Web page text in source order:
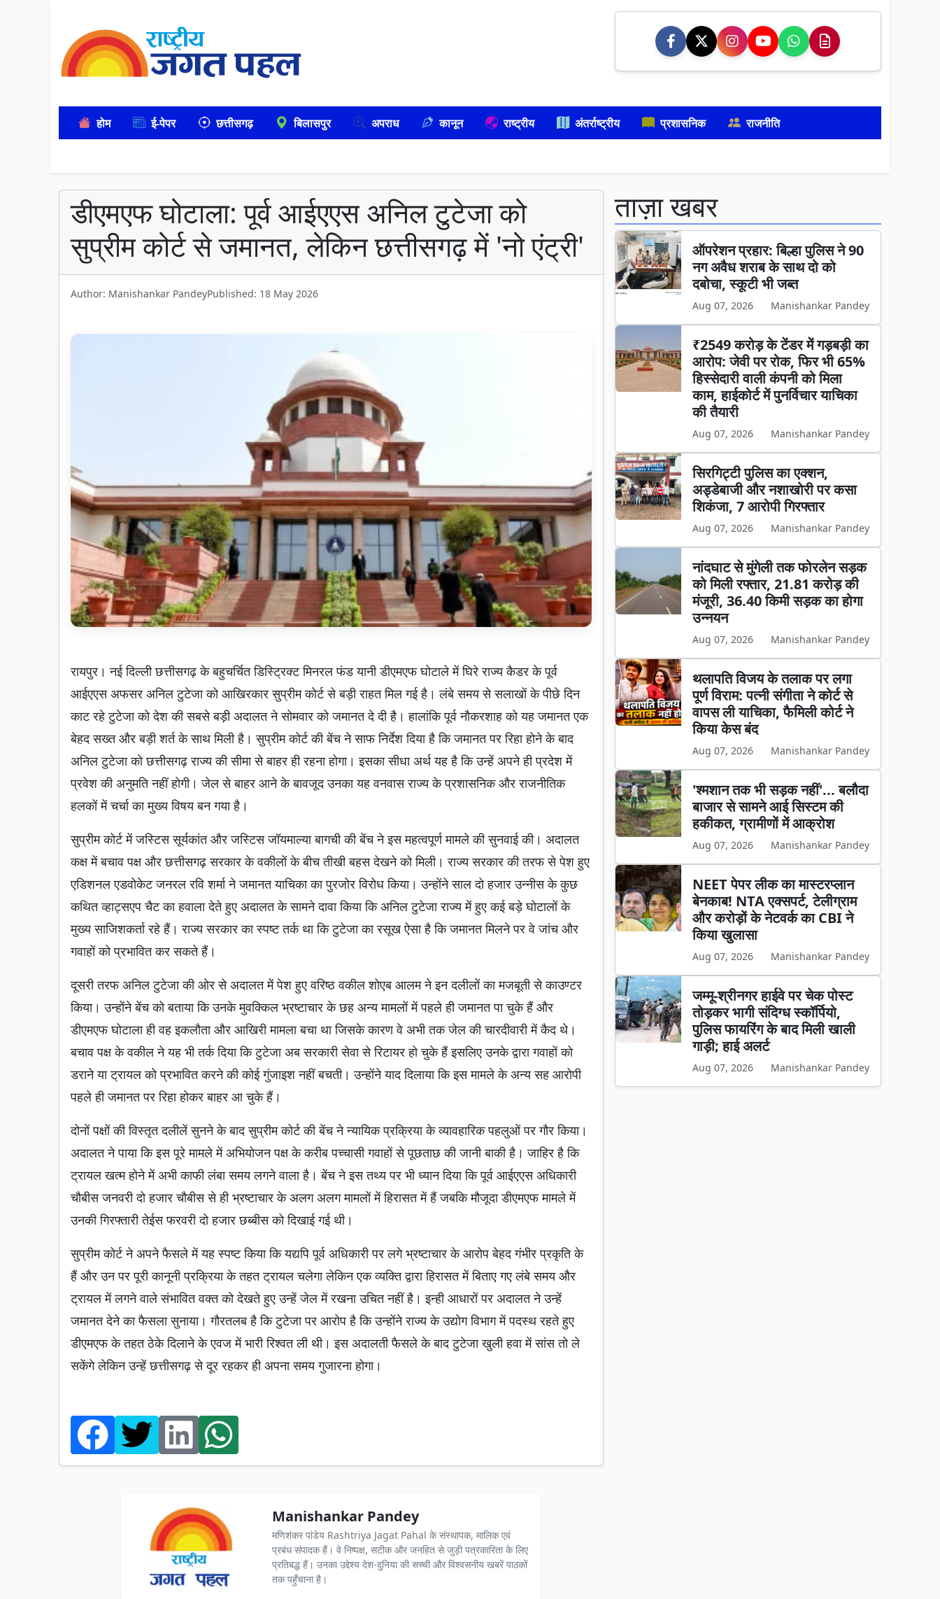
होम ई-पेपर छत्तीसगढ़ बिलासपुर अपराध कानून राष्ट्रीय अंतर्राष्ट्रीय प्रशासनिक राजनीति
डीएमएफ घोटाला: पूर्व आईएएस अनिल टुटेजा को
सुप्रीम कोर्ट से जमानत, लेकिन छत्तीसगढ़ में 'नो एंट्री'
Author: Manishankar PandeyPublished: 18 May 2026
रायपुर। नई दिल्ली छत्तीसगढ़ के बहुचर्चित डिस्ट्रिक्ट मिनरल फंड यानी डीएमएफ घोटाले में घिरे राज्य कैडर के पूर्व
आईएएस अफसर अनिल टुटेजा को आखिरकार सुप्रीम कोर्ट से बड़ी राहत मिल गई है। लंबे समय से सलाखों के पीछे दिन
काट रहे टुटेजा को देश की सबसे बड़ी अदालत ने सोमवार को जमानत दे दी है। हालांकि पूर्व नौकरशाह को यह जमानत एक
बेहद सख्त और बड़ी शर्त के साथ मिली है। सुप्रीम कोर्ट की बेंच ने साफ निर्देश दिया है कि जमानत पर रिहा होने के बाद
अनिल टुटेजा को छत्तीसगढ़ राज्य की सीमा से बाहर ही रहना होगा। इसका सीधा अर्थ यह है कि उन्हें अपने ही प्रदेश में
प्रवेश की अनुमति नहीं होगी। जेल से बाहर आने के बावजूद उनका यह वनवास राज्य के प्रशासनिक और राजनीतिक
हलकों में चर्चा का मुख्य विषय बन गया है।
सुप्रीम कोर्ट में जस्टिस सूर्यकांत और जस्टिस जॉयमाल्या बागची की बेंच ने इस महत्वपूर्ण मामले की सुनवाई की। अदालत
कक्ष में बचाव पक्ष और छत्तीसगढ़ सरकार के वकीलों के बीच तीखी बहस देखने को मिली। राज्य सरकार की तरफ से पेश हुए
एडिशनल एडवोकेट जनरल रवि शर्मा ने जमानत याचिका का पुरजोर विरोध किया। उन्होंने साल दो हजार उन्नीस के कुछ
कथित व्हाट्सएप चैट का हवाला देते हुए अदालत के सामने दावा किया कि अनिल टुटेजा राज्य में हुए कई बड़े घोटालों के
मुख्य साजिशकर्ता रहे हैं। राज्य सरकार का स्पष्ट तर्क था कि टुटेजा का रसूख ऐसा है कि जमानत मिलने पर वे जांच और
गवाहों को प्रभावित कर सकते हैं।
दूसरी तरफ अनिल टुटेजा की ओर से अदालत में पेश हुए वरिष्ठ वकील शोएब आलम ने इन दलीलों का मजबूती से काउण्टर
किया। उन्होंने बेंच को बताया कि उनके मुवक्किल भ्रष्टाचार के छह अन्य मामलों में पहले ही जमानत पा चुके हैं और
डीएमएफ घोटाला ही वह इकलौता और आखिरी मामला बचा था जिसके कारण वे अभी तक जेल की चारदीवारी में कैद थे।
बचाव पक्ष के वकील ने यह भी तर्क दिया कि टुटेजा अब सरकारी सेवा से रिटायर हो चुके हैं इसलिए उनके द्वारा गवाहों को
डराने या ट्रायल को प्रभावित करने की कोई गुंजाइश नहीं बचती। उन्होंने याद दिलाया कि इस मामले के अन्य सह आरोपी
पहले ही जमानत पर रिहा होकर बाहर आ चुके हैं।
दोनों पक्षों की विस्तृत दलीलें सुनने के बाद सुप्रीम कोर्ट की बेंच ने न्यायिक प्रक्रिया के व्यावहारिक पहलुओं पर गौर किया।
अदालत ने पाया कि इस पूरे मामले में अभियोजन पक्ष के करीब पच्चासी गवाहों से पूछताछ की जानी बाकी है। जाहिर है कि
ट्रायल खत्म होने में अभी काफी लंबा समय लगने वाला है। बेंच ने इस तथ्य पर भी ध्यान दिया कि पूर्व आईएएस अधिकारी
चौबीस जनवरी दो हजार चौबीस से ही भ्रष्टाचार के अलग अलग मामलों में हिरासत में हैं जबकि मौजूदा डीएमएफ मामले में
उनकी गिरफ्तारी तेईस फरवरी दो हजार छब्बीस को दिखाई गई थी।
सुप्रीम कोर्ट ने अपने फैसले में यह स्पष्ट किया कि यद्यपि पूर्व अधिकारी पर लगे भ्रष्टाचार के आरोप बेहद गंभीर प्रकृति के
हैं और उन पर पूरी कानूनी प्रक्रिया के तहत ट्रायल चलेगा लेकिन एक व्यक्ति द्वारा हिरासत में बिताए गए लंबे समय और
ट्रायल में लगने वाले संभावित वक्त को देखते हुए उन्हें जेल में रखना उचित नहीं है। इन्ही आधारों पर अदालत ने उन्हें
जमानत देने का फैसला सुनाया। गौरतलब है कि टुटेजा पर आरोप है कि उन्होंने राज्य के उद्योग विभाग में पदस्थ रहते हुए
डीएमएफ के तहत ठेके दिलाने के एवज में भारी रिश्वत ली थी। इस अदालती फैसले के बाद टुटेजा खुली हवा में सांस तो ले
सकेंगे लेकिन उन्हें छत्तीसगढ़ से दूर रहकर ही अपना समय गुजारना होगा।
Manishankar Pandey
मणिशंकर पांडेय Rashtriya Jagat Pahal के संस्थापक, मालिक एवं
प्रबंध संपादक हैं। वे निष्पक्ष, सटीक और जनहित से जुड़ी पत्रकारिता के लिए
प्रतिबद्ध हैं। उनका उद्देश्य देश-दुनिया की सच्ची और विश्वसनीय खबरें पाठकों
तक पहुँचाना है।
ताज़ा खबर
ऑपरेशन प्रहार: बिल्हा पुलिस ने 90
नग अवैध शराब के साथ दो को
दबोचा, स्कूटी भी जब्त
Aug 07, 2026 Manishankar Pandey
₹2549 करोड़ के टेंडर में गड़बड़ी का
आरोप: जेवी पर रोक, फिर भी 65%
हिस्सेदारी वाली कंपनी को मिला
काम, हाईकोर्ट में पुनर्विचार याचिका
की तैयारी
Aug 07, 2026 Manishankar Pandey
सिरगिट्टी पुलिस का एक्शन,
अड्डेबाजी और नशाखोरी पर कसा
शिकंजा, 7 आरोपी गिरफ्तार
Aug 07, 2026 Manishankar Pandey
नांदघाट से मुंगेली तक फोरलेन सड़क
को मिली रफ्तार, 21.81 करोड़ की
मंजूरी, 36.40 किमी सड़क का होगा
उन्नयन
Aug 07, 2026 Manishankar Pandey
थलापति विजय के तलाक पर लगा
पूर्ण विराम: पत्नी संगीता ने कोर्ट से
वापस ली याचिका, फैमिली कोर्ट ने
किया केस बंद
Aug 07, 2026 Manishankar Pandey
'श्मशान तक भी सड़क नहीं'... बलौदा
बाजार से सामने आई सिस्टम की
हकीकत, ग्रामीणों में आक्रोश
Aug 07, 2026 Manishankar Pandey
NEET पेपर लीक का मास्टरप्लान
बेनकाब! NTA एक्सपर्ट, टेलीग्राम
और करोड़ों के नेटवर्क का CBI ने
किया खुलासा
Aug 07, 2026 Manishankar Pandey
जम्मू-श्रीनगर हाईवे पर चेक पोस्ट
तोड़कर भागी संदिग्ध स्कॉर्पियो,
पुलिस फायरिंग के बाद मिली खाली
गाड़ी; हाई अलर्ट
Aug 07, 2026 Manishankar Pandey